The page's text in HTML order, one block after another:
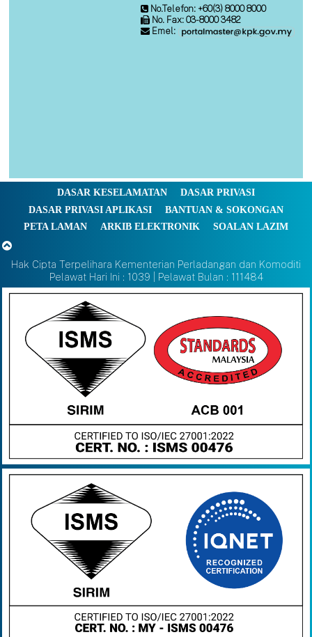
No.Telefon: +60(3) 8000 8000
No. Fax: 03-8000 3482
Emel:
DASAR KESELAMATAN
DASAR PRIVASI
DASAR PRIVASI APLIKASI
BANTUAN & SOKONGAN
PETA LAMAN
ARKIB ELEKTRONIK SOALAN LAZIM
Hak Cipta Terpelihara Kementerian Perladangan dan Komoditi
Pelawat Hari Ini : 1039 | Pelawat Bulan : 111484